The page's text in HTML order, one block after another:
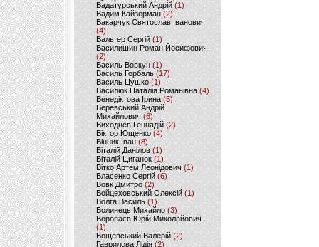
Вадатурський Андрій (1)
Вадим Кайзерман (2)
Вакарчук Святослав Іванович
(4)
Вальтер Сергій (1)
Василишин Роман Йосифович
(2)
Василь Вовкун (1)
Василь Горбаль (17)
Василь Цушко (1)
Василюк Наталія Романівна (4)
Венедіктова Ірина(5)
Веревський Андрій
Михайлович (6)
Виходцев Геннадій (2)
Віктор Ющенко (4)
Вінник Іван (8)
Віталій Данілов (1)
Віталій Циганок (1)
Вітко Артем Леонідович(1)
Власенко Сергій (6)
Вовк Дмитро(2)
Войцеховський Олексій(1)
Волга Василь (1)
Волинець Михайло (3)
Воропаєв Юрій Миколайович
(1)
Вощевський Валерій(2)
Гаврилова Лідія (2)